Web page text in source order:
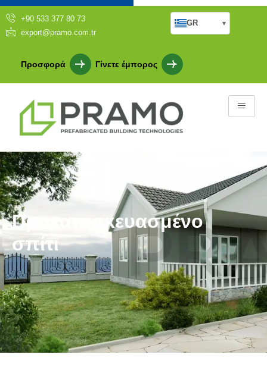
+90 533 377 80 73
export@pramo.com.tr
Προσφορά Γίνετε έμπορος
GR ▾
Προκατασκευασμένο
σπίτι